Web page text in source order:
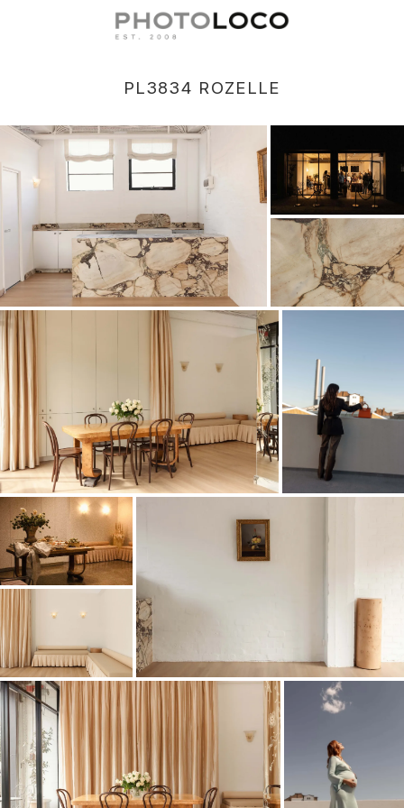
PL3834 ROZELLE